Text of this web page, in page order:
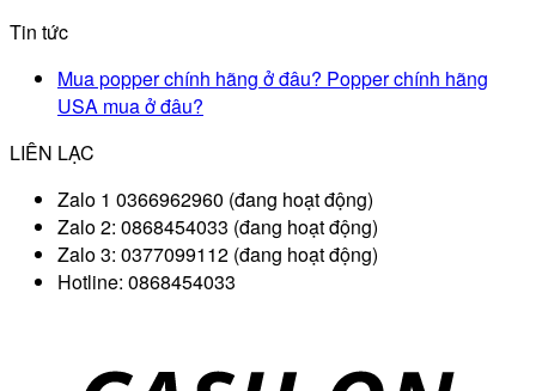
Tin tức
Mua popper chính hãng ở đâu? Popper chính hãng
USA mua ở đâu?
LIÊN LẠC
Zalo 1 0366962960 (đang hoạt động)
Zalo 2: 0868454033 (đang hoạt động)
Zalo 3: 0377099112 (đang hoạt động)
Hotline: 0868454033